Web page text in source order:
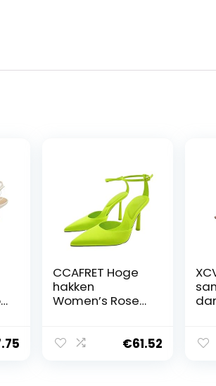
CCAFRET Hoge
hakken
Women’s Rose
Summer Pointed
€61.52